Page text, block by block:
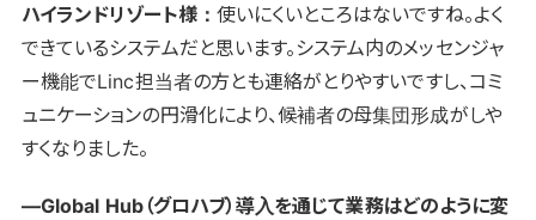
ハイランドリゾート様： 使いにくいところはないですね。よく
できているシステムだと思います。システム内のメッセンジャ
ー機能でLinc担当者の方とも連絡がとりやすいですし、コミ
ュニケーションの円滑化により、候補者の母集団形成がしや
すくなりました。
―Global Hub（グロハブ）導入を通じて業務はどのように変